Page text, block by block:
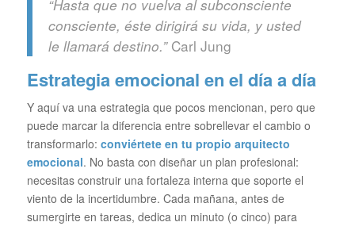
“Hasta que no vuelva al subconsciente
consciente, éste dirigirá su vida, y usted
le llamará destino.” Carl Jung
Estrategia emocional en el día a día
Y aquí va una estrategia que pocos mencionan, pero que
puede marcar la diferencia entre sobrellevar el cambio o
transformarlo: conviértete en tu propio arquitecto
emocional. No basta con diseñar un plan profesional:
necesitas construir una fortaleza interna que soporte el
viento de la incertidumbre. Cada mañana, antes de
sumergirte en tareas, dedica un minuto (o cinco) para